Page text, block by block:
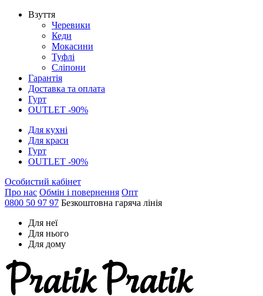
Взуття
Черевики
Кеди
Мокасини
Туфлі
Сліпони
Гарантія
Доставка та оплата
Гурт
OUTLET -90%
Для кухні
Для краси
Гурт
OUTLET -90%
Особистий кабінет
Про нас Обмін і повернення Опт
0800 50 97 97 Безкоштовна гаряча лінія
Для неї
Для нього
Для дому